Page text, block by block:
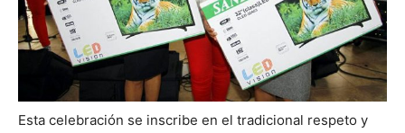
Esta celebración se inscribe en el tradicional respeto y